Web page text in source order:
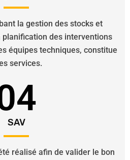
la gestion des stocks et
des interventions
équipes techniques, constitue
services.
SAV
réalisé afin de valider le bon